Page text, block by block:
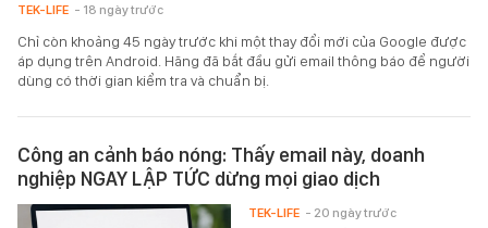
TEK-LIFE - 18 ngày trước
Chỉ còn khoảng 45 ngày trước khi một thay đổi mới của Google được
áp dụng trên Android. Hãng đã bắt đầu gửi email thông báo để người
dùng có thời gian kiểm tra và chuẩn bị.
Công an cảnh báo nóng: Thấy email này, doanh
nghiệp NGAY LẬP TỨC dừng mọi giao dịch
TEK-LIFE - 20 ngày trước